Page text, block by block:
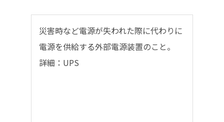
災害時など電源が失われた際に代わりに
電源を供給する外部電源装置のこと。
詳細：UPS